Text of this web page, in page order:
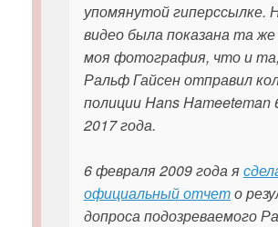
упомянутой гиперссылке.
видео была показана та
моя фотография, что и
Ральф Гайсен отправил
полиции Hans Hameeteman
2017 года.
6 февраля 2009 года я
официальный отчето
допроса подозреваемого